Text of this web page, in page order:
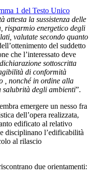
1 del Testo Unico
attesta la sussistenza delle
risparmio energetico degli
valutate secondo quanto
del suddetto
che l’interessato deve
dichiarazione sottoscritta
di conformità
, nonché in ordine alla
salubrità degli ambienti”.
emergere un nesso fra
dell’opera realizzata,
edificato al relativo
disciplinano l’edificabilità
al rilascio
due orientamenti: